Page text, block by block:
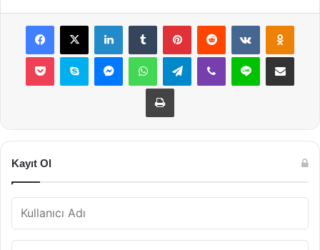
Facebook
X LinkedInTumblr PinterestReddit VKontakte
Pocket Skype MessengerWhatsAppTelegramViber Line E-Posta ile
Yazdır
Kayıt Ol